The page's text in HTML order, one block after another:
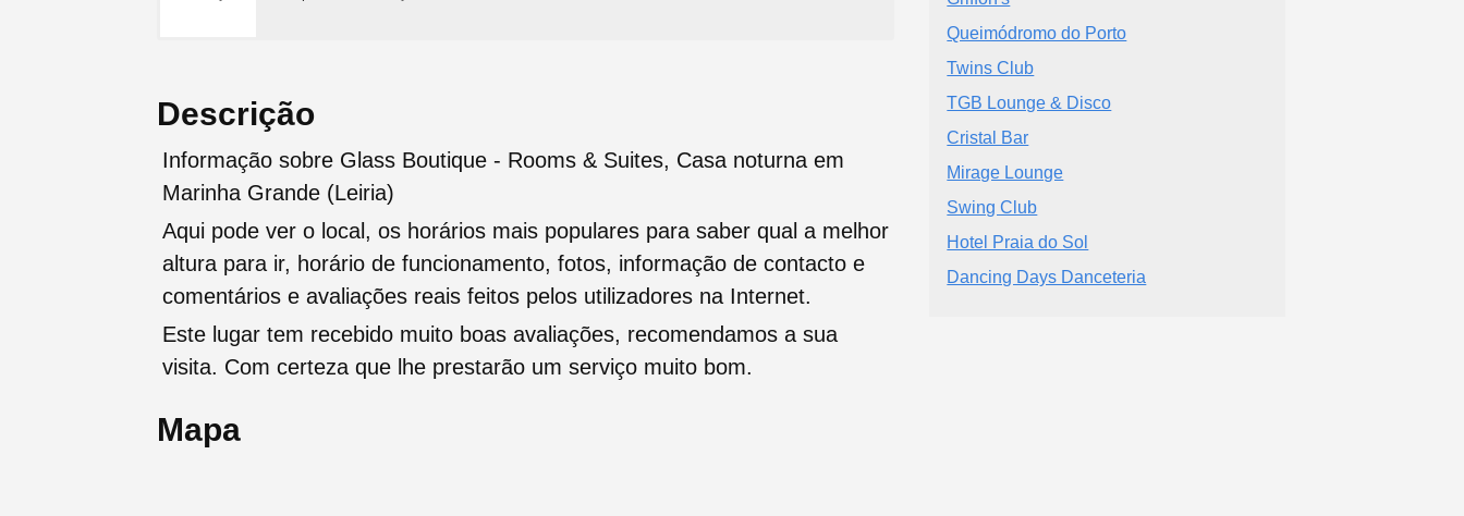
Descrição
Informação sobre Glass Boutique - Rooms & Suites, Casa noturna em
Marinha Grande (Leiria)
Aqui pode ver o local, os horários mais populares para saber qual a melhor
altura para ir, horário de funcionamento, fotos, informação de contacto e
comentários e avaliações reais feitos pelos utilizadores na Internet.
Este lugar tem recebido muito boas avaliações, recomendamos a sua
visita. Com certeza que lhe prestarão um serviço muito bom.
Mapa
Queimódromo do Porto
Twins Club
TGB Lounge & Disco
Cristal Bar
Mirage Lounge
Swing Club
Hotel Praia do Sol
Dancing Days Danceteria